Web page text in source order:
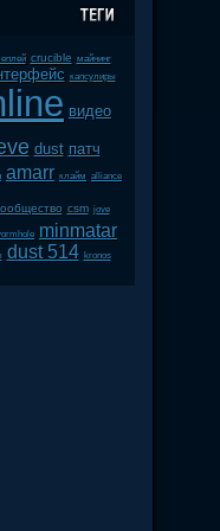
crucible майнинг
капсулиры
видео
dust патч
amarr клайм alliance
csm jove
minmatar
dust 514
kronos